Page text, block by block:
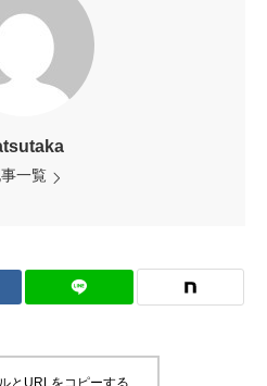
一覧
とURLをコピーする